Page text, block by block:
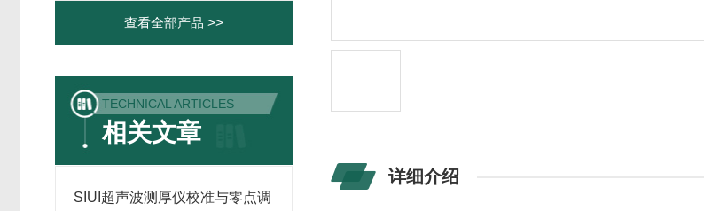
查看全部产品 >>
TECHNICAL ARTICLES
相关文章
SIUI超声波测厚仪校准与零点调
详细介绍